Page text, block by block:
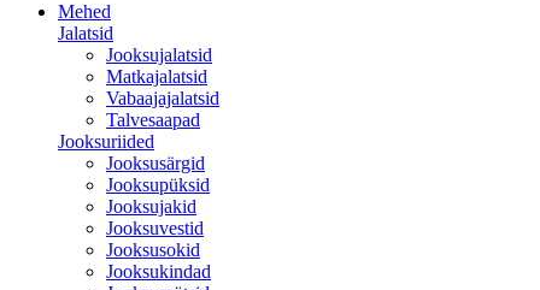
Mehed
Jalatsid
Jooksujalatsid
Matkajalatsid
Vabaajajalatsid
Talvesaapad
Jooksuriided
Jooksusärgid
Jooksupüksid
Jooksujakid
Jooksuvestid
Jooksusokid
Jooksukindad